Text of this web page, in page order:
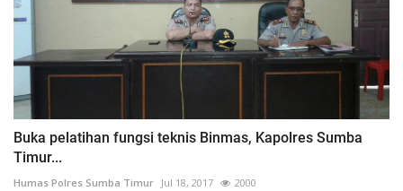
Buka pelatihan fungsi teknis Binmas, Kapolres Sumba
Timur...
Humas Polres Sumba Timur Jul 18, 2017 2000